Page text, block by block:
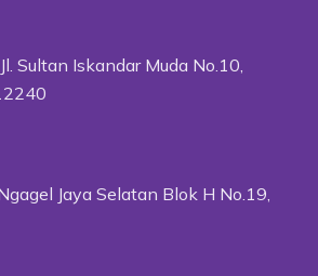
Sultan Iskandar Muda No.10,
Jaya Selatan Blok H No.19,